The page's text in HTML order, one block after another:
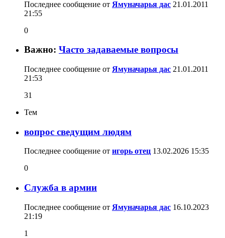
Последнее сообщение от Ямуначарья дас 21.01.2011
21:55
0
Важно: Часто задаваемые вопросы
Последнее сообщение от Ямуначарья дас 21.01.2011
21:53
31
Тем
вопрос сведущим людям
Последнее сообщение от игорь отец 13.02.2026 15:35
0
Служба в армии
Последнее сообщение от Ямуначарья дас 16.10.2023
21:19
1